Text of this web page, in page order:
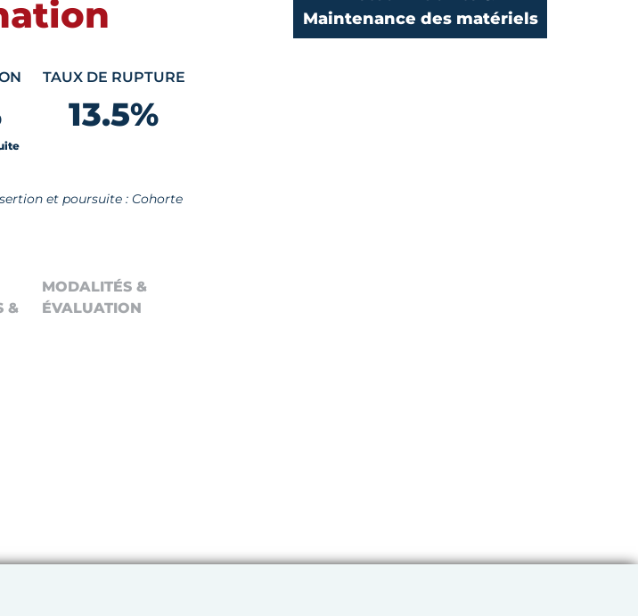
TAUX DE RUPTURE
13.5%
et poursuite : Cohorte
&
MODALITÉS &
ÉVALUATION
Maintenance des matériels